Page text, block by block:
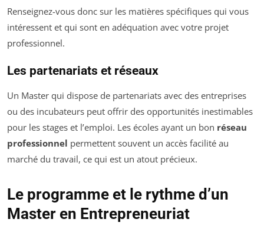
Renseignez-vous donc sur les matières spécifiques qui vous
intéressent et qui sont en adéquation avec votre projet
professionnel.
Les partenariats et réseaux
Un Master qui dispose de partenariats avec des entreprises
ou des incubateurs peut offrir des opportunités inestimables
pour les stages et l’emploi. Les écoles ayant un bon réseau
professionnel permettent souvent un accès facilité au
marché du travail, ce qui est un atout précieux.
Le programme et le rythme d’un
Master en Entrepreneuriat